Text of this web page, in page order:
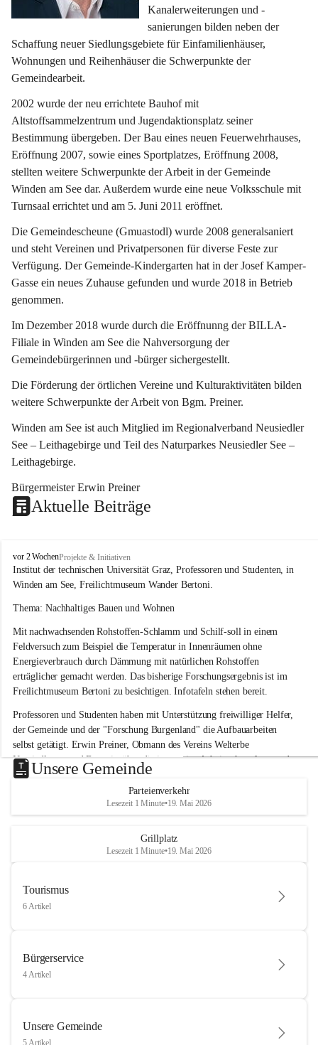
Kanalerweiterungen und -
sanierungen bilden neben der
Schaffung neuer Siedlungsgebiete für Einfamilienhäuser,
Wohnungen und Reihenhäuser die Schwerpunkte der
Gemeindearbeit.
2002 wurde der neu errichtete Bauhof mit
Altstoffsammelzentrum und Jugendaktionsplatz seiner
Bestimmung übergeben. Der Bau eines neuen Feuerwehrhauses,
Eröffnung 2007, sowie eines Sportplatzes, Eröffnung 2008,
stellten weitere Schwerpunkte der Arbeit in der Gemeinde
Winden am See dar. Außerdem wurde eine neue Volksschule mit
Turnsaal errichtet und am 5. Juni 2011 eröffnet.
Die Gemeindescheune (Gmuastodl) wurde 2008 generalsaniert
und steht Vereinen und Privatpersonen für diverse Feste zur
Verfügung. Der Gemeinde-Kindergarten hat in der Josef Kamper-
Gasse ein neues Zuhause gefunden und wurde 2018 in Betrieb
genommen.
Im Dezember 2018 wurde durch die Eröffnunng der BILLA-
Filiale in Winden am See die Nahversorgung der
Gemeindebürgerinnen und -bürger sichergestellt.
Die Förderung der örtlichen Vereine und Kulturaktivitäten bilden
weitere Schwerpunkte der Arbeit von Bgm. Preiner.
Winden am See ist auch Mitglied im Regionalverband Neusiedler
See – Leithagebirge und Teil des Naturparkes Neusiedler See –
Leithagebirge.
Bürgermeister Erwin Preiner
Aktuelle Beiträge
W
i
n
e
a
m
S
e
e
vor 2 WochenProjekte & Initiativen
Institut der technischen Universität Graz, Professoren und Studenten, in
Winden am See, Freilichtmuseum Wander Bertoni.
Thema: Nachhaltiges Bauen und Wohnen
Mit nachwachsenden Rohstoffen-Schlamm und Schilf-soll in einem
Feldversuch zum Beispiel die Temperatur in Innenräumen ohne
Energieverbrauch durch Dämmung mit natürlichen Rohstoffen
erträglicher gemacht werden. Das bisherige Forschungsergebnis ist im
Freilichtmuseum Bertoni zu besichtigen. Infotafeln stehen bereit.
Professoren und Studenten haben mit Unterstützung freiwilliger Helfer,
der Gemeinde und der "Forschung Burgenland" die Aufbauarbeiten
selbst getätigt. Erwin Preiner, Obmann des Vereins Welterbe
Neusiedlersee und Bgm. ist über die innovative Arbeit sehr erfreut und
hofft auf baldige praktische Anwendung der Forschungsergebnisse.
Gerade in Zeiten des Klimawandels ist jede technologische Innovation
wichtig!
Unsere Gemeinde
Parteienverkehr
Lesezeit 1 Minute•19. Mai 2026
Grillplatz
Lesezeit 1 Minute•19. Mai 2026
Tourismus
6 Artikel
Bürgerservice
4 Artikel
Unsere Gemeinde
5 Artikel